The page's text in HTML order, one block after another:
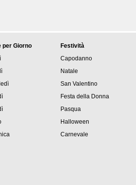
per Giorno
Festività
Capodanno
Natale
San Valentino
Festa della Donna
Pasqua
Halloween
Carnevale